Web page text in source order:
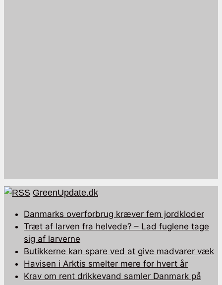
GreenUpdate.dk
Danmarks overforbrug kræver fem jordkloder
Træt af larven fra helvede? – Lad fuglene tage
sig af larverne
Butikkerne kan spare ved at give madvarer væk
Havisen i Arktis smelter mere for hvert år
Krav om rent drikkevand samler Danmark på